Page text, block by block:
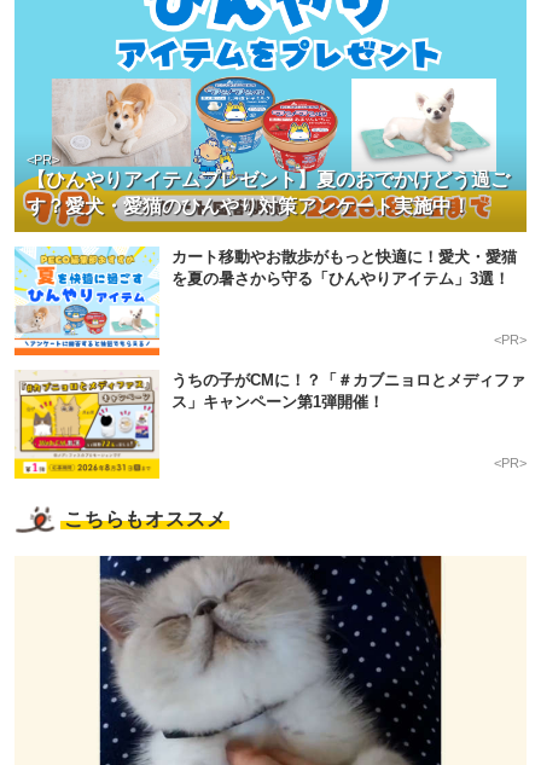
【ひんやりアイテムプレゼント】夏のおでかけどう過ご
す？愛犬・愛猫のひんやり対策アンケート実施中！
<PR>
カート移動やお散歩がもっと快適に！愛犬・愛猫
を夏の暑さから守る「ひんやりアイテム」3選！
<PR>
うちの子がCMに！？「＃カブニョロとメディファ
ス」キャンペーン第1弾開催！
<PR>
こちらもオススメ